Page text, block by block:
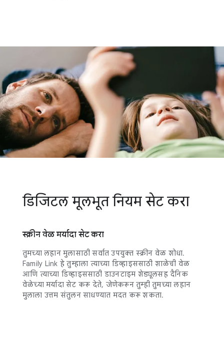
डिजिटल मूलभूत नियम सेट करा
स्क्रीन वेळ मर्यादा सेट करा
तुमच्या लहान मुलासाठी सर्वात उपयुक्त स्क्रीन वेळ शोधा.
Family Link हे तुम्हाला त्याच्या डिव्हाइससाठी शाळेची वेळ
आणि त्याच्या डिव्हाइससाठी डाउनटाइम शेड्यूलसह दैनिक
वेळेच्या मर्यादा सेट करू देते, जेणेकरून तुम्ही तुमच्या लहान
मुलाला उत्तम संतुलन साधण्यात मदत करू शकता.